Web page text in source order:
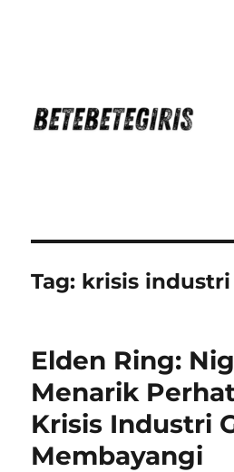
Tag: krisis industri
Elden Ring:
Menarik
Krisis Industri
Membayangi